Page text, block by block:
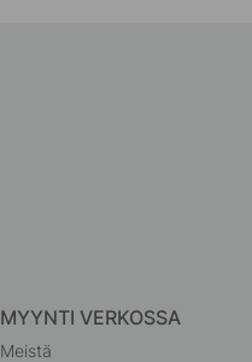
MYYNTI VERKOSSA
Meistä